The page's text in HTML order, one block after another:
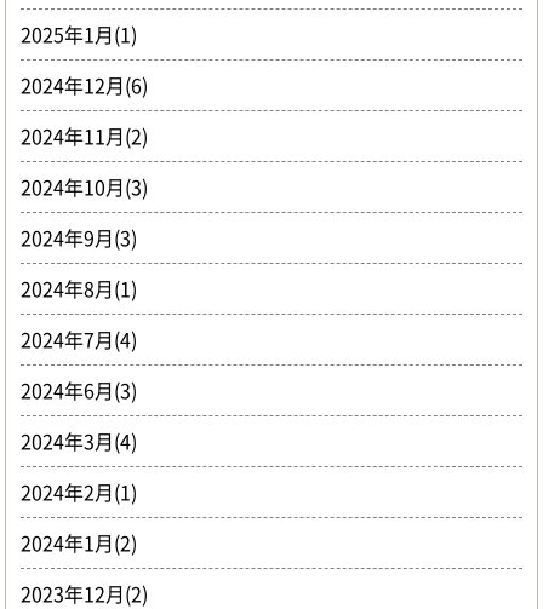
2025年1月(1)
2024年12月(6)
2024年11月(2)
2024年10月(3)
2024年9月(3)
2024年8月(1)
2024年7月(4)
2024年6月(3)
2024年3月(4)
2024年2月(1)
2024年1月(2)
2023年12月(2)